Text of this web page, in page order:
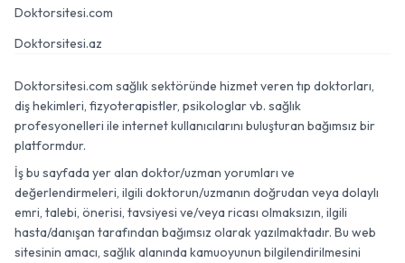
Doktorsitesi.com
Doktorsitesi.az
Doktorsitesi.com sağlık sektöründe hizmet veren tıp doktorları,
diş hekimleri, fizyoterapistler, psikologlar vb. sağlık
profesyonelleri ile internet kullanıcılarını buluşturan bağımsız bir
platformdur.
İş bu sayfada yer alan doktor/uzman yorumları ve
değerlendirmeleri, ilgili doktorun/uzmanın doğrudan veya dolaylı
emri, talebi, önerisi, tavsiyesi ve/veya ricası olmaksızın, ilgili
hasta/danışan tarafından bağımsız olarak yazılmaktadır. Bu web
sitesinin amacı, sağlık alanında kamuoyunun bilgilendirilmesini